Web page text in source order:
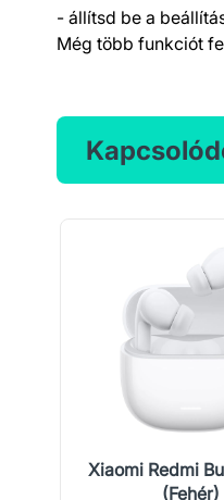
- állítsd be a
Még több funkciót
Xiaomi Redmi
(Fehér)